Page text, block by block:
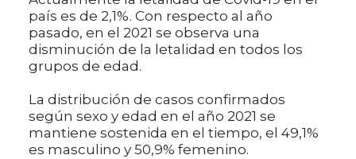
país es de 2,1%. Con respecto al año
pasado, en el 2021 se observa una
disminución de la letalidad en todos los
grupos de edad.
La distribución de casos confirmados
según sexo y edad en el año 2021 se
mantiene sostenida en el tiempo, el 49,1%
es masculino y 50,9% femenino.